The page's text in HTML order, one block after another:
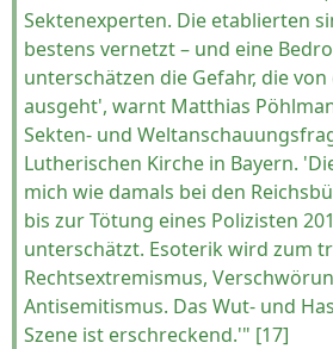
Sektenexperten. Die etablierten
bestens vernetzt – und eine
unterschätzen die Gefahr, die
ausgeht', warnt Matthias
Sekten- und
Lutherischen Kirche in Bayern.
mich wie damals bei den
bis zur Tötung eines Polizisten
unterschätzt. Esoterik wird zum
Rechtsextremismus,
Antisemitismus. Das Wut- und
Szene ist erschreckend.'" [17]